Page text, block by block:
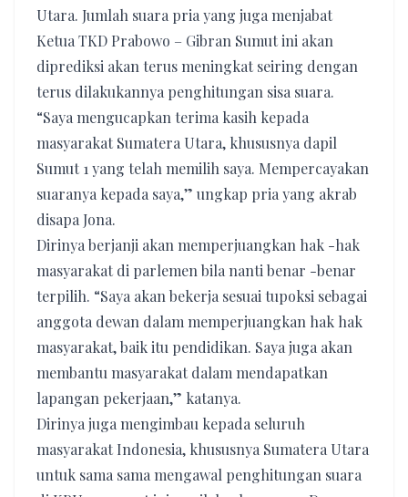
Utara. Jumlah suara pria yang juga menjabat
Ketua TKD Prabowo – Gibran Sumut ini akan
diprediksi akan terus meningkat seiring dengan
terus dilakukannya penghitungan sisa suara.
“Saya mengucapkan terima kasih kepada
masyarakat Sumatera Utara, khususnya dapil
Sumut 1 yang telah memilih saya. Mempercayakan
suaranya kepada saya,” ungkap pria yang akrab
disapa Jona.
Dirinya berjanji akan memperjuangkan hak -hak
masyarakat di parlemen bila nanti benar -benar
terpilih. “Saya akan bekerja sesuai tupoksi sebagai
anggota dewan dalam memperjuangkan hak hak
masyarakat, baik itu pendidikan. Saya juga akan
membantu masyarakat dalam mendapatkan
lapangan pekerjaan,” katanya.
Dirinya juga mengimbau kepada seluruh
masyarakat Indonesia, khususnya Sumatera Utara
untuk sama sama mengawal penghitungan suara